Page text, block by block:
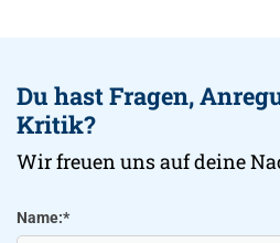
Du hast Fragen,
Kritik?
Wir freuen uns auf deine
Name:*